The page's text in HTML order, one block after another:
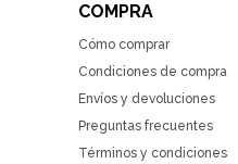
COMPRA
Cómo comprar
Condiciones de compra
Envíos y devoluciones
Preguntas frecuentes
Términos y condiciones